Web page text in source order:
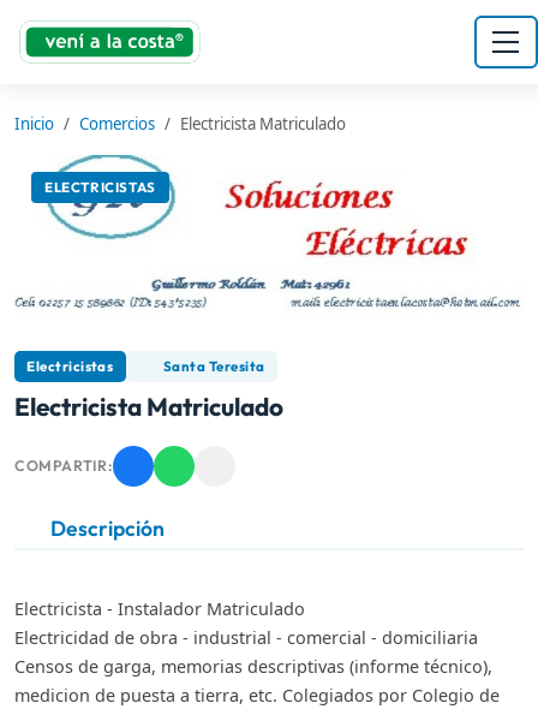
Inicio Comercios Electricista Matriculado
ELECTRICISTAS
Electricistas Santa Teresita
Electricista Matriculado
COMPARTIR:
Descripción
Electricista - Instalador Matriculado
Electricidad de obra - industrial - comercial - domiciliaria
Censos de garga, memorias descriptivas (informe técnico),
medicion de puesta a tierra, etc. Colegiados por Colegio de